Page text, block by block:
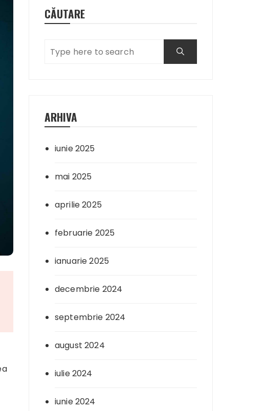
CĂUTARE
ARHIVA
iunie 2025
mai 2025
aprilie 2025
februarie 2025
ianuarie 2025
decembrie 2024
septembrie 2024
august 2024
iulie 2024
iunie 2024